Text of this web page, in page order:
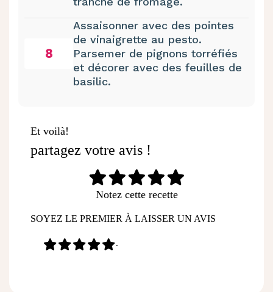
8
Assaisonner avec des pointes
de vinaigrette au pesto.
Parsemer de pignons torréfiés
et décorer avec des feuilles de
basilic.
Et voilà!
partagez votre avis !
Notez cette recette
SOYEZ LE PREMIER À LAISSER UN AVIS
-